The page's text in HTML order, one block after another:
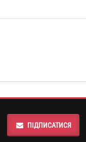
ПІДПИСАТИСЯ